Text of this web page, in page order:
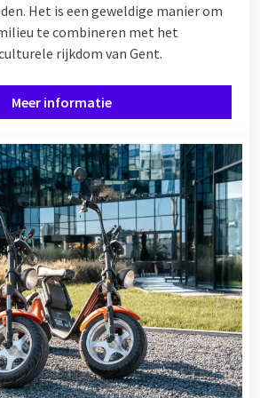
Het is een geweldige manier om
te combineren met het
rijkdom van Gent.
Meer informatie